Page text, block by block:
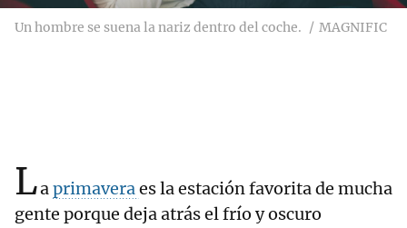
Un hombre se suena la nariz dentro del coche. MAGNIFIC
Laprimaveraes la estación favorita de mucha
gente porque deja atrás el frío y oscuro